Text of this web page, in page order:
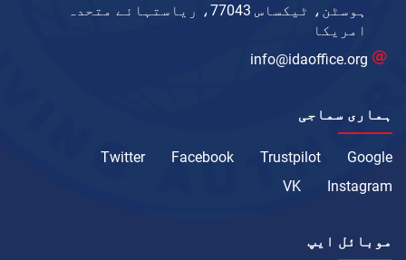
ہوسٹن، ٹیکساس 77043، ریاستہائے متحدہ
امریکا
info@idaoffice.org
ہماری سماجی
Google
Trustpilot
Facebook
Twitter
Instagram
VK
موبائل ایپ